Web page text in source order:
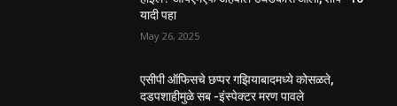
यादी पहा
May 26, 2025
एसीपी ऑफिसचे छप्पर गझियाबादमध्ये कोसळते,
दडपशाहीमुळे सब -इंस्पेक्टर मरण पावले